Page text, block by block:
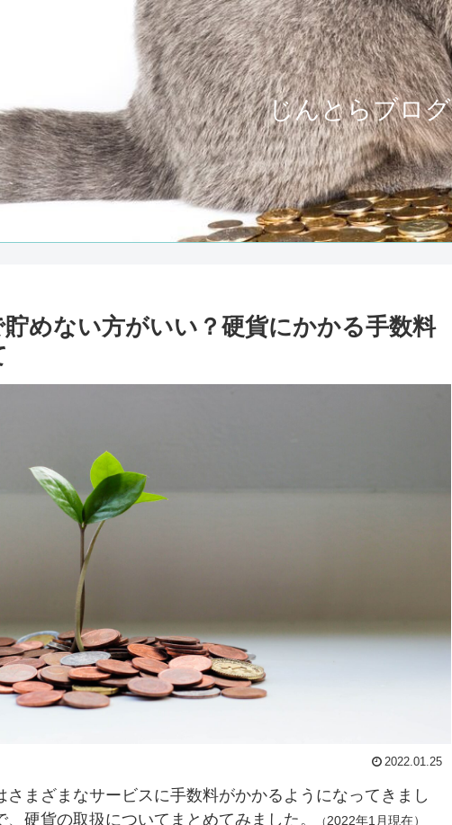
じんとらブログ
貯めない方がいい？硬貨にかかる手数料
2022.01.25
さまざまなサービスに手数料がかかるようになってきまし
、硬貨の取扱についてまとめてみました。
（ 2022年1月現在）